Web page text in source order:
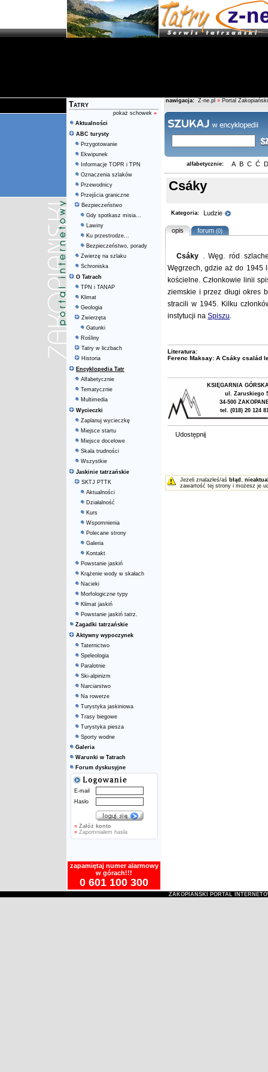
Tatry
pokaż schowek »
Aktualności
ABC turysty
Przygotowanie
Ekwipunek
Informacje TOPR i TPN
Oznaczenia szlaków
Przewodnicy
Przejścia graniczne
Bezpieczeństwo
Gdy spotkasz misia...
Lawiny
Ku przestrodze...
Bezpieczeństwo, porady
Zwierzę na szlaku
Schroniska
O Tatrach
TPN i TANAP
Klimat
Geologia
Zwierzęta
Gatunki
Rośliny
Tatry w liczbach
Historia
Encyklopedia Tatr
Alfabetycznie
Tematycznie
Multimedia
Wycieczki
Zaplanuj wycieczkę
Miejsce startu
Miejsce docelowe
Skala trudności
Wszystkie
Jaskinie tatrzańskie
SKTJ PTTK
Aktualności
Działalność
Kurs
Wspomnienia
Polecane strony
Galeria
Kontakt
Powstanie jaskiń
Krążenie wody w skałach
Nacieki
Morfologiczne typy
Klimat jaskiń
Powstanie jaskiń tatrz.
Zagadki tatrzańskie
Aktywny wypoczynek
Taternictwo
Speleologia
Paralotnie
Ski-alpinizm
Narciarstwo
Na rowerze
Turystyka jaskiniowa
Trasy biegowe
Turystyka piesza
Sporty wodne
Galeria
Warunki w Tatrach
Forum dyskusyjne
E-mail
Hasło
» Załóż konto
»Zapomniałem hasła
zapamiętaj numer alarmowy
w górach!!!
0 601 100 300
nawigacja: Z-ne.pl » Portal Zakopiański
alfabetycznie: A B C Ć D
Csáky
Kategoria: Ludzie
opis forum(0)
Csáky . Węg. ród
Węgrzech, gdzie aż do 1945
kościelne. Członkowie linii
ziemskie i przez długi okres
stracili w 1945. Kilku
instytucji na Spiszu.
Literatura:
Ferenc Maksay: A Csáky család
KSIĘGARNIA
ul. Zaruskiego
34-500
tel. (018) 20 124
Udostępnij
Jeżeli znalazłeś/aś błąd ,
zawartość tej strony i możesz je
ZAKOPIAŃSKI PORTAL